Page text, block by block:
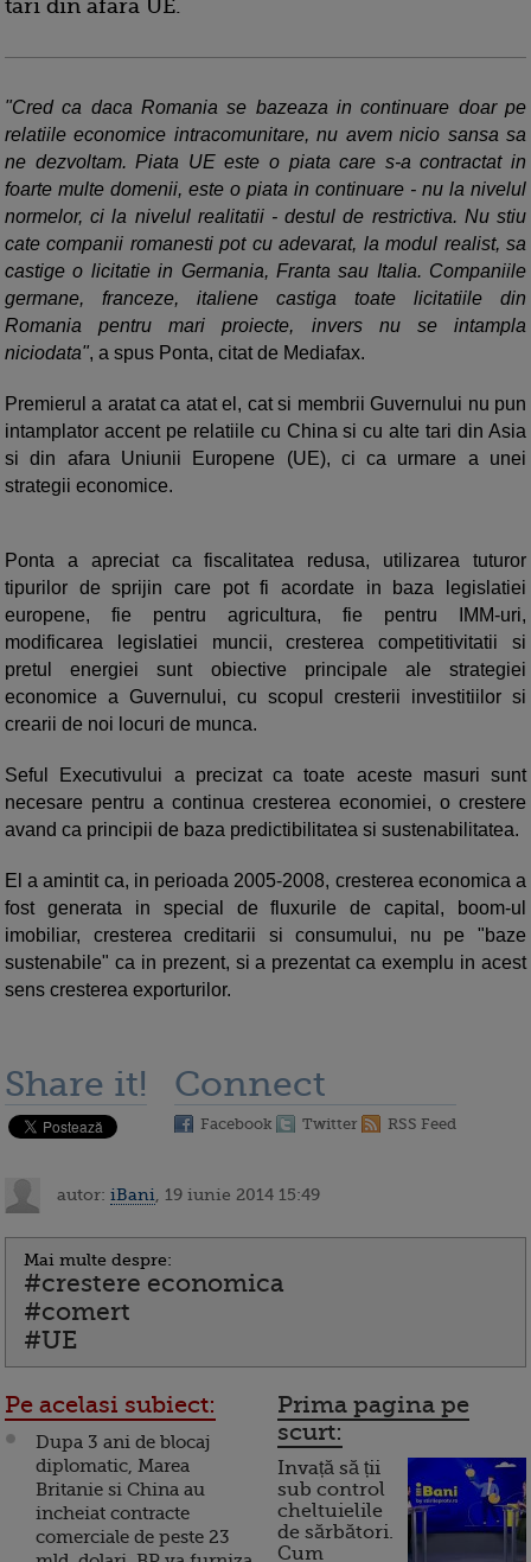
tari din afara UE.
"Cred ca daca Romania se bazeaza in continuare doar pe
relatiile economice intracomunitare, nu avem nicio sansa sa
ne dezvoltam. Piata UE este o piata care s-a contractat in
foarte multe domenii, este o piata in continuare - nu la nivelul
normelor, ci la nivelul realitatii - destul de restrictiva. Nu stiu
cate companii romanesti pot cu adevarat, la modul realist, sa
castige o licitatie in Germania, Franta sau Italia. Companiile
germane, franceze, italiene castiga toate licitatiile din
Romania pentru mari proiecte, invers nu se intampla
niciodata", a spus Ponta, citat de Mediafax.
Premierul a aratat ca atat el, cat si membrii Guvernului nu pun
intamplator accent pe relatiile cu China si cu alte tari din Asia
si din afara Uniunii Europene (UE), ci ca urmare a unei
strategii economice.
Ponta a apreciat ca fiscalitatea redusa, utilizarea tuturor
tipurilor de sprijin care pot fi acordate in baza legislatiei
europene, fie pentru agricultura, fie pentru IMM-uri,
modificarea legislatiei muncii, cresterea competitivitatii si
pretul energiei sunt obiective principale ale strategiei
economice a Guvernului, cu scopul cresterii investitiilor si
crearii de noi locuri de munca.
Seful Executivului a precizat ca toate aceste masuri sunt
necesare pentru a continua cresterea economiei, o crestere
avand ca principii de baza predictibilitatea si sustenabilitatea.
El a amintit ca, in perioada 2005-2008, cresterea economica a
fost generata in special de fluxurile de capital, boom-ul
imobiliar, cresterea creditarii si consumului, nu pe "baze
sustenabile" ca in prezent, si a prezentat ca exemplu in acest
sens cresterea exporturilor.
Share it! Connect
Facebook Twitter RSS Feed
autor: iBani , 19 iunie 2014 15:49
Mai multe despre:
#crestere economica
#comert
#UE
Pe acelasi subiect:
Dupa 3 ani de blocaj
diplomatic, Marea
Britanie si China au
incheiat contracte
comerciale de peste 23
Prima pagina pe
scurt:
Invață să ții
sub control
cheltuielile
de sărbători.
Cum